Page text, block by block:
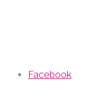
Facebook